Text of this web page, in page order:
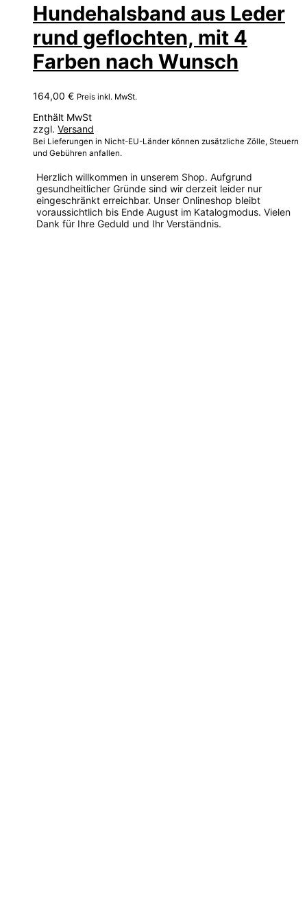
Hundehalsband aus Leder
rund geflochten, mit 4
Farben nach Wunsch
164,00 € Preis inkl. MwSt.
Enthält MwSt
zzgl. Versand
Bei Lieferungen in Nicht-EU-Länder können zusätzliche Zölle, Steuern
und Gebühren anfallen.
Herzlich willkommen in unserem Shop. Aufgrund
gesundheitlicher Gründe sind wir derzeit leider nur
eingeschränkt erreichbar. Unser Onlineshop bleibt
voraussichtlich bis Ende August im Katalogmodus. Vielen
Dank für Ihre Geduld und Ihr Verständnis.